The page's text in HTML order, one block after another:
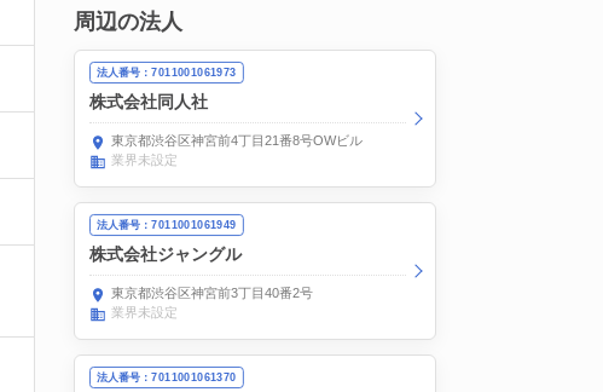
周辺の法人
法人番号：7011001061973
株式会社同人社
東京都渋谷区神宮前4丁目21番8号OWビル
業界未設定
法人番号：7011001061949
株式会社ジャングル
東京都渋谷区神宮前3丁目40番2号
業界未設定
法人番号：7011001061370